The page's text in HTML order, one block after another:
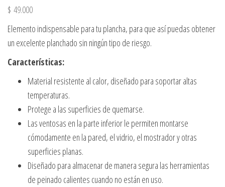
$ 49.000
Elemento indispensable para tu plancha, para que así puedas obtener
un excelente planchado sin ningún tipo de riesgo.
Características:
Material resistente al calor, diseñado para soportar altas
temperaturas.
Protege a las superficies de quemarse.
Las ventosas en la parte inferior le permiten montarse
cómodamente en la pared, el vidrio, el mostrador y otras
superficies planas.
Diseñado para almacenar de manera segura las herramientas
de peinado calientes cuando no están en uso.